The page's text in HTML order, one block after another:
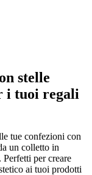
stelle
i tuoi regali
tue confezioni con
un colletto in
. Perfetti per creare
ai tuoi prodotti